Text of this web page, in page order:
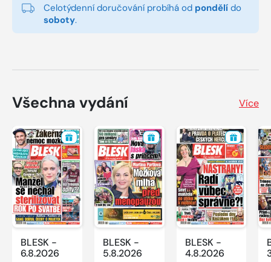
Celotýdenní doručování probíhá od pondělí do
soboty.
Všechna vydání Více
BLESK -
6.8.2026
BLESK -
5.8.2026
BLESK -
4.8.2026